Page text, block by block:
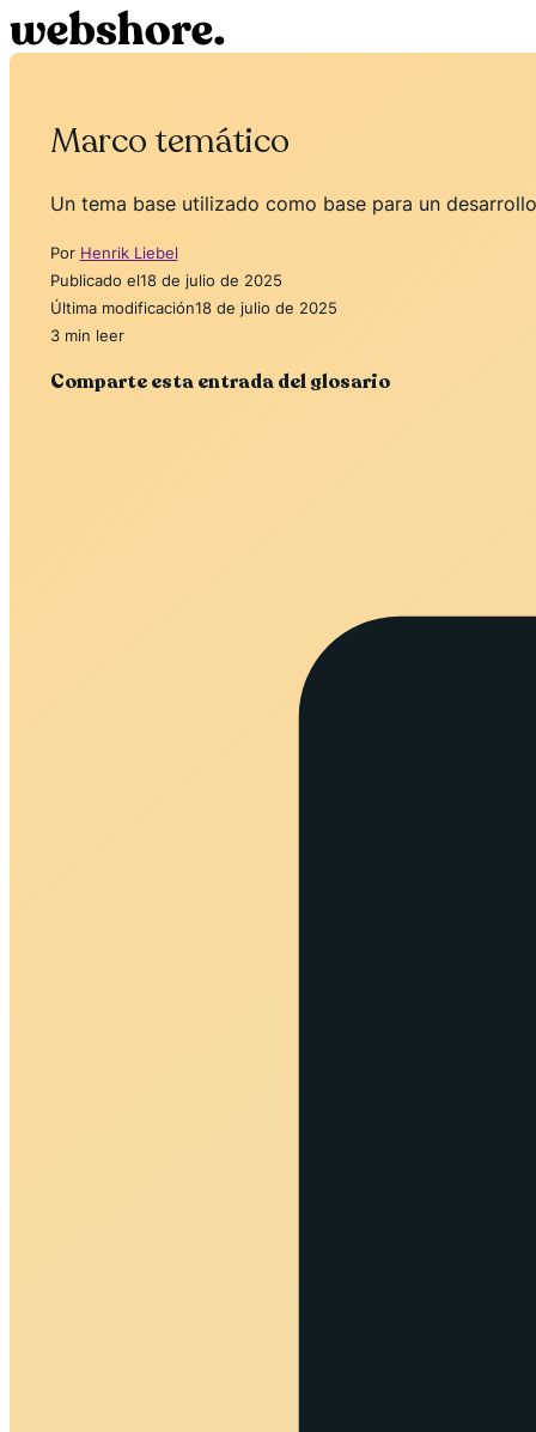
Marco temático
Un tema base utilizado como base para un
Por Henrik Liebel
Publicado el18 de julio de 2025
Última modificación18 de julio de 2025
3 min leer
Comparte esta entrada del glosario